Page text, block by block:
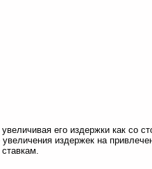
его издержки как со
издержек на